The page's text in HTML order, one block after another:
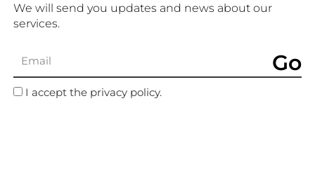
We will send you updates and news about our
services.
I accept the privacy policy.
Go